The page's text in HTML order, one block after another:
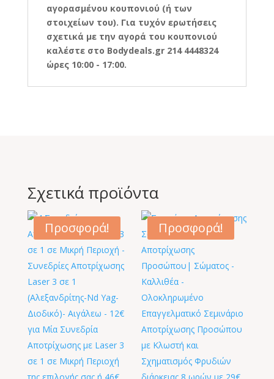
αγορασμένου κουπονιού (ή των
στοιχείων του). Για τυχόν ερωτήσεις
σχετικά με την αγορά του κουπονιού
καλέστε στο Bodydeals.gr 214 4448324
ώρες 10:00 - 17:00.
Σχετικά προϊόντα
Προσφορά! Προσφορά!